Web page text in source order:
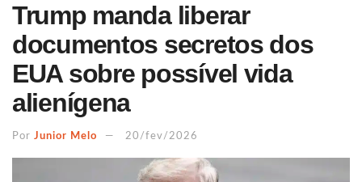
Trump manda liberar
documentos secretos dos
EUA sobre possível vida
alienígena
Por Junior Melo 20/fev/2026